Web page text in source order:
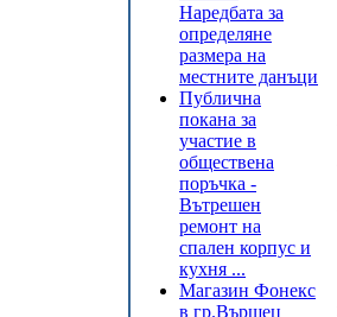
Наредбата за
определяне
размера на
местните данъци
Публична
покана за
участие в
обществена
поръчка -
Вътрешен
ремонт на
спален корпус и
кухня ...
Магазин Фонекс
в гр.Вършец